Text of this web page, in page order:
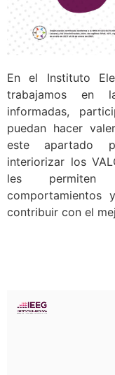
En el Instituto
trabajamos en
informadas,
puedan hacer
este apartado
interiorizar los
les permiten
comportamientos
contribuir con el